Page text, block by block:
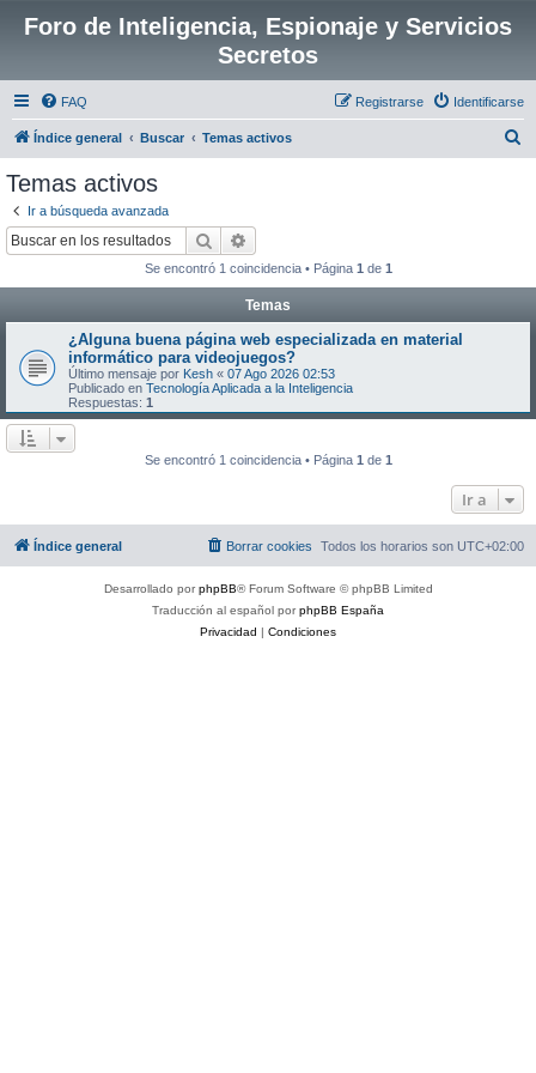
Foro de Inteligencia, Espionaje y Servicios
Secretos
FAQ Identificarse
Registrarse
Índice general Buscar Temas activos
Temas activos
Ir a búsqueda avanzada
Buscar
Se encontró 1 coincidencia • Página 1 de 1
Temas
¿Alguna buena página web especializada en material
informático para videojuegos?
Último mensaje por Kesh « 07 Ago 2026 02:53
Publicado en Tecnología Aplicada a la Inteligencia
Respuestas: 1
Se encontró 1 coincidencia • Página 1 de 1
Ir a
Índice general Todos los horarios son UTC+02:00
Borrar cookies
Desarrollado porphpBB® Forum Software © phpBB Limited
Traducción al español porphpBB España
Privacidad | Condiciones